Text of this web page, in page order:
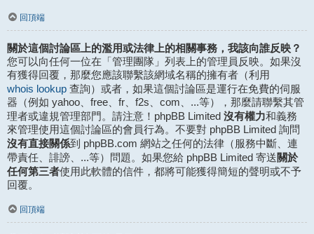
回頂端
關於這個討論區上的濫用或法律上的相關事務，我該向誰反映？
您可以向任何一位在「管理團隊」列表上的管理員反映。如果沒
有獲得回覆，那麼您應該聯繫該網域名稱的擁有者（利用
whois lookup 查詢）或者，如果這個討論區是運行在免費的伺服
器（例如 yahoo、free、fr、f2s、com、...等），那麼請聯繫其管
理者或違規管理部門。請注意！phpBB Limited 沒有權力和義務
來管理使用這個討論區的會員行為。不要對 phpBB Limited 詢問
沒有直接關係到 phpBB.com 網站之任何的法律（服務中斷、連
帶責任、誹謗、...等）問題。如果您給 phpBB Limited 寄送關於
任何第三者使用此軟體的信件，都將可能獲得簡短的聲明或不予
回覆。
回頂端